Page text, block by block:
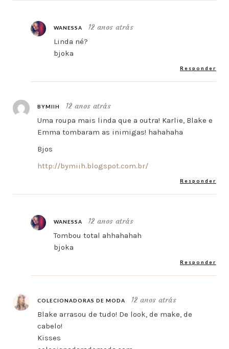
WANESSA
12 anos atrás
Linda né?
bjoka
Responder
BYMIIH
12 anos atrás
Uma roupa mais linda que a outra! Karlie, Blake e
Emma tombaram as inimigas! hahahaha
Bjos
http://bymiih.blogspot.com.br/
Responder
WANESSA
12 anos atrás
Tombou total ahhahahah
bjoka
Responder
COLECIONADORAS DE MODA
12 anos atrás
Blake arrasou de tudo! De look, de make, de
cabelo!
Kisses